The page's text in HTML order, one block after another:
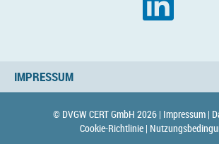
IMPRESSUM
© DVGW CERT GmbH 2026 | Impressum |
Cookie-Richtlinie |